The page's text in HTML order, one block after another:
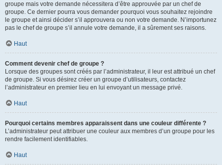
groupe mais votre demande nécessitera d’être approuvée par un chef de
groupe. Ce dernier pourra vous demander pourquoi vous souhaitez rejoindre
le groupe et ainsi décider s’il approuvera ou non votre demande. N’importunez
pas le chef de groupe s’il annule votre demande, il a sûrement ses raisons.
Haut
Comment devenir chef de groupe ?
Lorsque des groupes sont créés par l’administrateur, il leur est attribué un chef
de groupe. Si vous désirez créer un groupe d’utilisateurs, contactez
l’administrateur en premier lieu en lui envoyant un message privé.
Haut
Pourquoi certains membres apparaissent dans une couleur différente ?
L’administrateur peut attribuer une couleur aux membres d’un groupe pour les
rendre facilement identifiables.
Haut